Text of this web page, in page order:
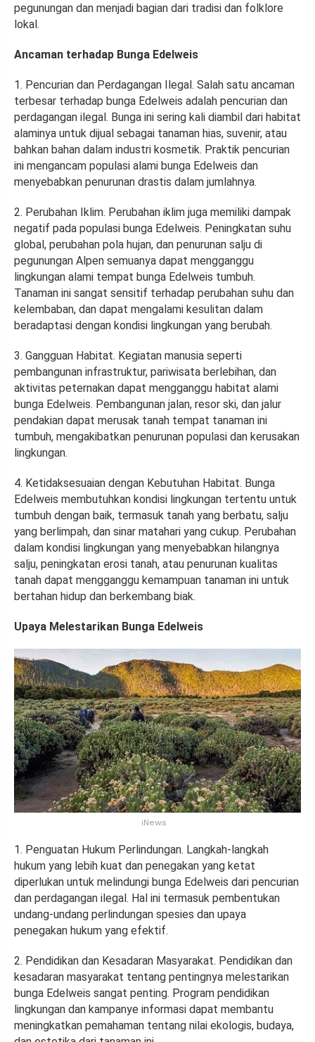
pegunungan dan menjadi bagian dari tradisi dan folklore
lokal.
Ancaman terhadap Bunga Edelweis
1. Pencurian dan Perdagangan Ilegal. Salah satu ancaman
terbesar terhadap bunga Edelweis adalah pencurian dan
perdagangan ilegal. Bunga ini sering kali diambil dari habitat
alaminya untuk dijual sebagai tanaman hias, suvenir, atau
bahkan bahan dalam industri kosmetik. Praktik pencurian
ini mengancam populasi alami bunga Edelweis dan
menyebabkan penurunan drastis dalam jumlahnya.
2. Perubahan Iklim. Perubahan iklim juga memiliki dampak
negatif pada populasi bunga Edelweis. Peningkatan suhu
global, perubahan pola hujan, dan penurunan salju di
pegunungan Alpen semuanya dapat mengganggu
lingkungan alami tempat bunga Edelweis tumbuh.
Tanaman ini sangat sensitif terhadap perubahan suhu dan
kelembaban, dan dapat mengalami kesulitan dalam
beradaptasi dengan kondisi lingkungan yang berubah.
3. Gangguan Habitat. Kegiatan manusia seperti
pembangunan infrastruktur, pariwisata berlebihan, dan
aktivitas peternakan dapat mengganggu habitat alami
bunga Edelweis. Pembangunan jalan, resor ski, dan jalur
pendakian dapat merusak tanah tempat tanaman ini
tumbuh, mengakibatkan penurunan populasi dan kerusakan
lingkungan.
4. Ketidaksesuaian dengan Kebutuhan Habitat. Bunga
Edelweis membutuhkan kondisi lingkungan tertentu untuk
tumbuh dengan baik, termasuk tanah yang berbatu, salju
yang berlimpah, dan sinar matahari yang cukup. Perubahan
dalam kondisi lingkungan yang menyebabkan hilangnya
salju, peningkatan erosi tanah, atau penurunan kualitas
tanah dapat mengganggu kemampuan tanaman ini untuk
bertahan hidup dan berkembang biak.
Upaya Melestarikan Bunga Edelweis
iNews
1. Penguatan Hukum Perlindungan. Langkah-langkah
hukum yang lebih kuat dan penegakan yang ketat
diperlukan untuk melindungi bunga Edelweis dari pencurian
dan perdagangan ilegal. Hal ini termasuk pembentukan
undang-undang perlindungan spesies dan upaya
penegakan hukum yang efektif.
2. Pendidikan dan Kesadaran Masyarakat. Pendidikan dan
kesadaran masyarakat tentang pentingnya melestarikan
bunga Edelweis sangat penting. Program pendidikan
lingkungan dan kampanye informasi dapat membantu
meningkatkan pemahaman tentang nilai ekologis, budaya,